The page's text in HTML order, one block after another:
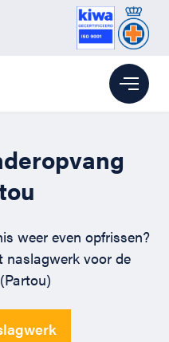
weer even opfrissen?
naslagwerk voor de